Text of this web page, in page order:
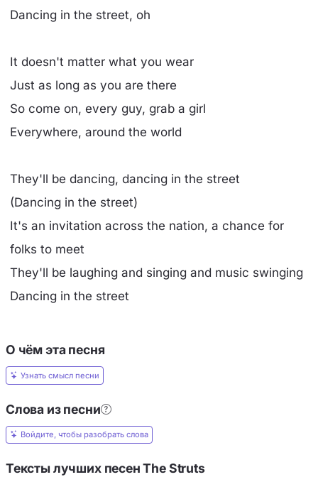
Dancing in the street, oh
It doesn't matter what you wear
Just as long as you are there
So come on, every guy, grab a girl
Everywhere, around the world
They'll be dancing, dancing in the street
(Dancing in the street)
It's an invitation across the nation, a chance for
folks to meet
They'll be laughing and singing and music swinging
Dancing in the street
О чём эта песня
Узнать смысл песни
Слова из песни
Войдите, чтобы разобрать слова
Тексты лучших песен The Struts